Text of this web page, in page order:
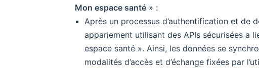
Mon espace santé» :
Après un processus d’authentification et de
appariement utilisant des APIs sécurisées a
espace santé ». Ainsi, les données se
modalités d’accès et d’échange fixées par